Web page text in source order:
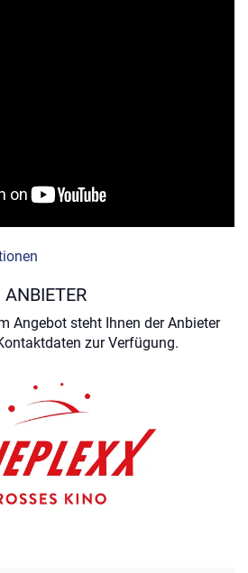
ANBIETER
Angebot steht Ihnen der Anbieter
zur Verfügung.